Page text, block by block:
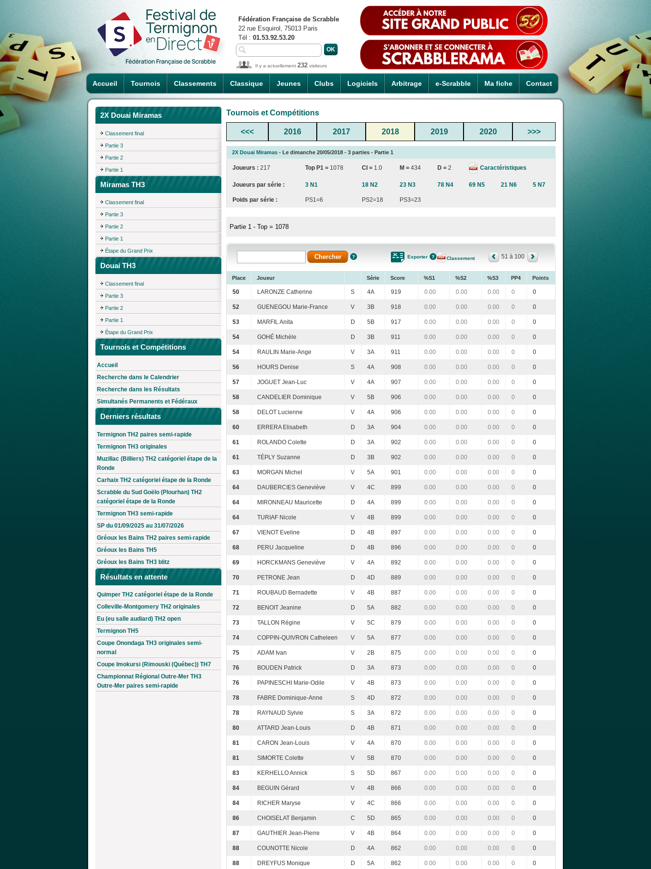
Accueil Tournois Classements Classique Jeunes Clubs Logiciels Arbitrage e-Scrabble Ma fiche Contact
Fédération Française de Scrabble
22 rue Esquirol, 75013 Paris
Tél : 01.53.92.53.20
Il y a actuellement 232 visiteurs
2X Douai Miramas
Classement final
Partie 3
Partie 2
Partie 1
Miramas TH3
Classement final
Partie 3
Partie 2
Partie 1
Étape du Grand Prix
Douai TH3
Classement final
Partie 3
Partie 2
Partie 1
Étape du Grand Prix
Tournois et Compétitions
Accueil
Recherche dans le Calendrier
Recherche dans les Résultats
Simultanés Permanents et Fédéraux
Derniers résultats
Termignon TH2 paires semi-rapide
Termignon TH3 originales
Muzillac (Billiers) TH2 catégoriel étape de la
Ronde
Carhaix TH2 catégoriel étape de la Ronde
Scrabble du Sud Goëlo (Plourhan) TH2
catégoriel étape de la Ronde
Termignon TH3 semi-rapide
SP du 01/09/2025 au 31/07/2026
Gréoux les Bains TH2 paires semi-rapide
Gréoux les Bains TH5
Gréoux les Bains TH3 blitz
Résultats en attente
Quimper TH2 catégoriel étape de la Ronde
Colleville-Montgomery TH2 originales
Eu (eu salle audiard) TH2 open
Termignon TH5
Coupe Onondaga TH3 originales semi-
normal
Coupe Imokursi (Rimouski (Québec)) TH7
Championnat Régional Outre-Mer TH3
Outre-Mer paires semi-rapide
Tournois et Compétitions
<<< 2016 2017 2018 2019 2020 >>>
2X Douai Miramas - Le dimanche 20/05/2018 - 3 parties - Partie 1
Joueurs : 217 Top P1 = 1078 CI = 1.0 M = 434 D = 2 Caractéristiques
Joueurs par série : 3 N1 18 N2 23 N3 78 N4 69 N5 21 N6 5 N7
Poids par série : PS1=6 PS2=18 PS3=23
Partie 1 - Top = 1078
Exporter Classement 51 à 100
Place Joueur Série Score %S1 %S2 %S3 PP4 Points
50 LARONZE Catherine S 4A 919 0.00 0.00 0.00 0 0
52 GUENEGOU Marie-France V 3B 918 0.00 0.00 0.00 0 0
53 MARFIL Anita D 5B 917 0.00 0.00 0.00 0 0
54 GOHÉ Michèle D 3B 911 0.00 0.00 0.00 0 0
54 RAULIN Marie-Ange V 3A 911 0.00 0.00 0.00 0 0
56 HOURS Denise S 4A 908 0.00 0.00 0.00 0 0
57 JOGUET Jean-Luc V 4A 907 0.00 0.00 0.00 0 0
58 CANDELIER Dominique V 5B 906 0.00 0.00 0.00 0 0
58 DELOT Lucienne V 4A 906 0.00 0.00 0.00 0 0
60 ERRERA Elisabeth D 3A 904 0.00 0.00 0.00 0 0
61 ROLANDO Colette D 3A 902 0.00 0.00 0.00 0 0
61 TÉPLY Suzanne D 3B 902 0.00 0.00 0.00 0 0
63 MORGAN Michel V 5A 901 0.00 0.00 0.00 0 0
64 DAUBERCIES Geneviève V 4C 899 0.00 0.00 0.00 0 0
64 MIRONNEAU Mauricette D 4A 899 0.00 0.00 0.00 0 0
64 TURIAF Nicole V 4B 899 0.00 0.00 0.00 0 0
67 VIENOT Eveline D 4B 897 0.00 0.00 0.00 0 0
68 PERU Jacqueline D 4B 896 0.00 0.00 0.00 0 0
69 HORCKMANS Geneviève V 4A 892 0.00 0.00 0.00 0 0
70 PETRONE Jean D 4D 889 0.00 0.00 0.00 0 0
71 ROUBAUD Bernadette V 4B 887 0.00 0.00 0.00 0 0
72 BENOIT Jeanine D 5A 882 0.00 0.00 0.00 0 0
73 TALLON Régine V 5C 879 0.00 0.00 0.00 0 0
74 COPPIN-QUIVRON Catheleen V 5A 877 0.00 0.00 0.00 0 0
75 ADAM Ivan V 2B 875 0.00 0.00 0.00 0 0
76 BOUDEN Patrick D 3A 873 0.00 0.00 0.00 0 0
76 PAPINESCHI Marie-Odile V 4B 873 0.00 0.00 0.00 0 0
78 FABRE Dominique-Anne S 4D 872 0.00 0.00 0.00 0 0
78 RAYNAUD Sylvie S 3A 872 0.00 0.00 0.00 0 0
80 ATTARD Jean-Louis D 4B 871 0.00 0.00 0.00 0 0
81 CARON Jean-Louis V 4A 870 0.00 0.00 0.00 0 0
81 SIMORTE Colette V 5B 870 0.00 0.00 0.00 0 0
83 KERHELLO Annick S 5D 867 0.00 0.00 0.00 0 0
84 BEGUIN Gérard V 4B 866 0.00 0.00 0.00 0 0
84 RICHER Maryse V 4C 866 0.00 0.00 0.00 0 0
86 CHOISELAT Benjamin C 5D 865 0.00 0.00 0.00 0 0
87 GAUTHIER Jean-Pierre V 4B 864 0.00 0.00 0.00 0 0
88 COUNOTTE Nicole D 4A 862 0.00 0.00 0.00 0 0
88 DREYFUS Monique D 5A 862 0.00 0.00 0.00 0 0